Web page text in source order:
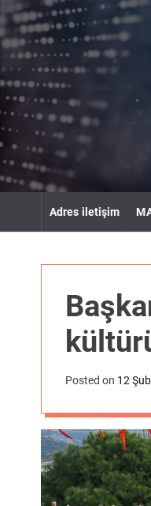
k
t
c
o
n
e
Adres iletişim
Posted on 12